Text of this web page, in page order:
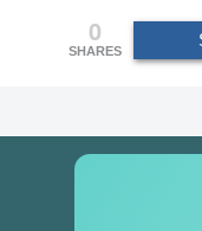
0
SHARES